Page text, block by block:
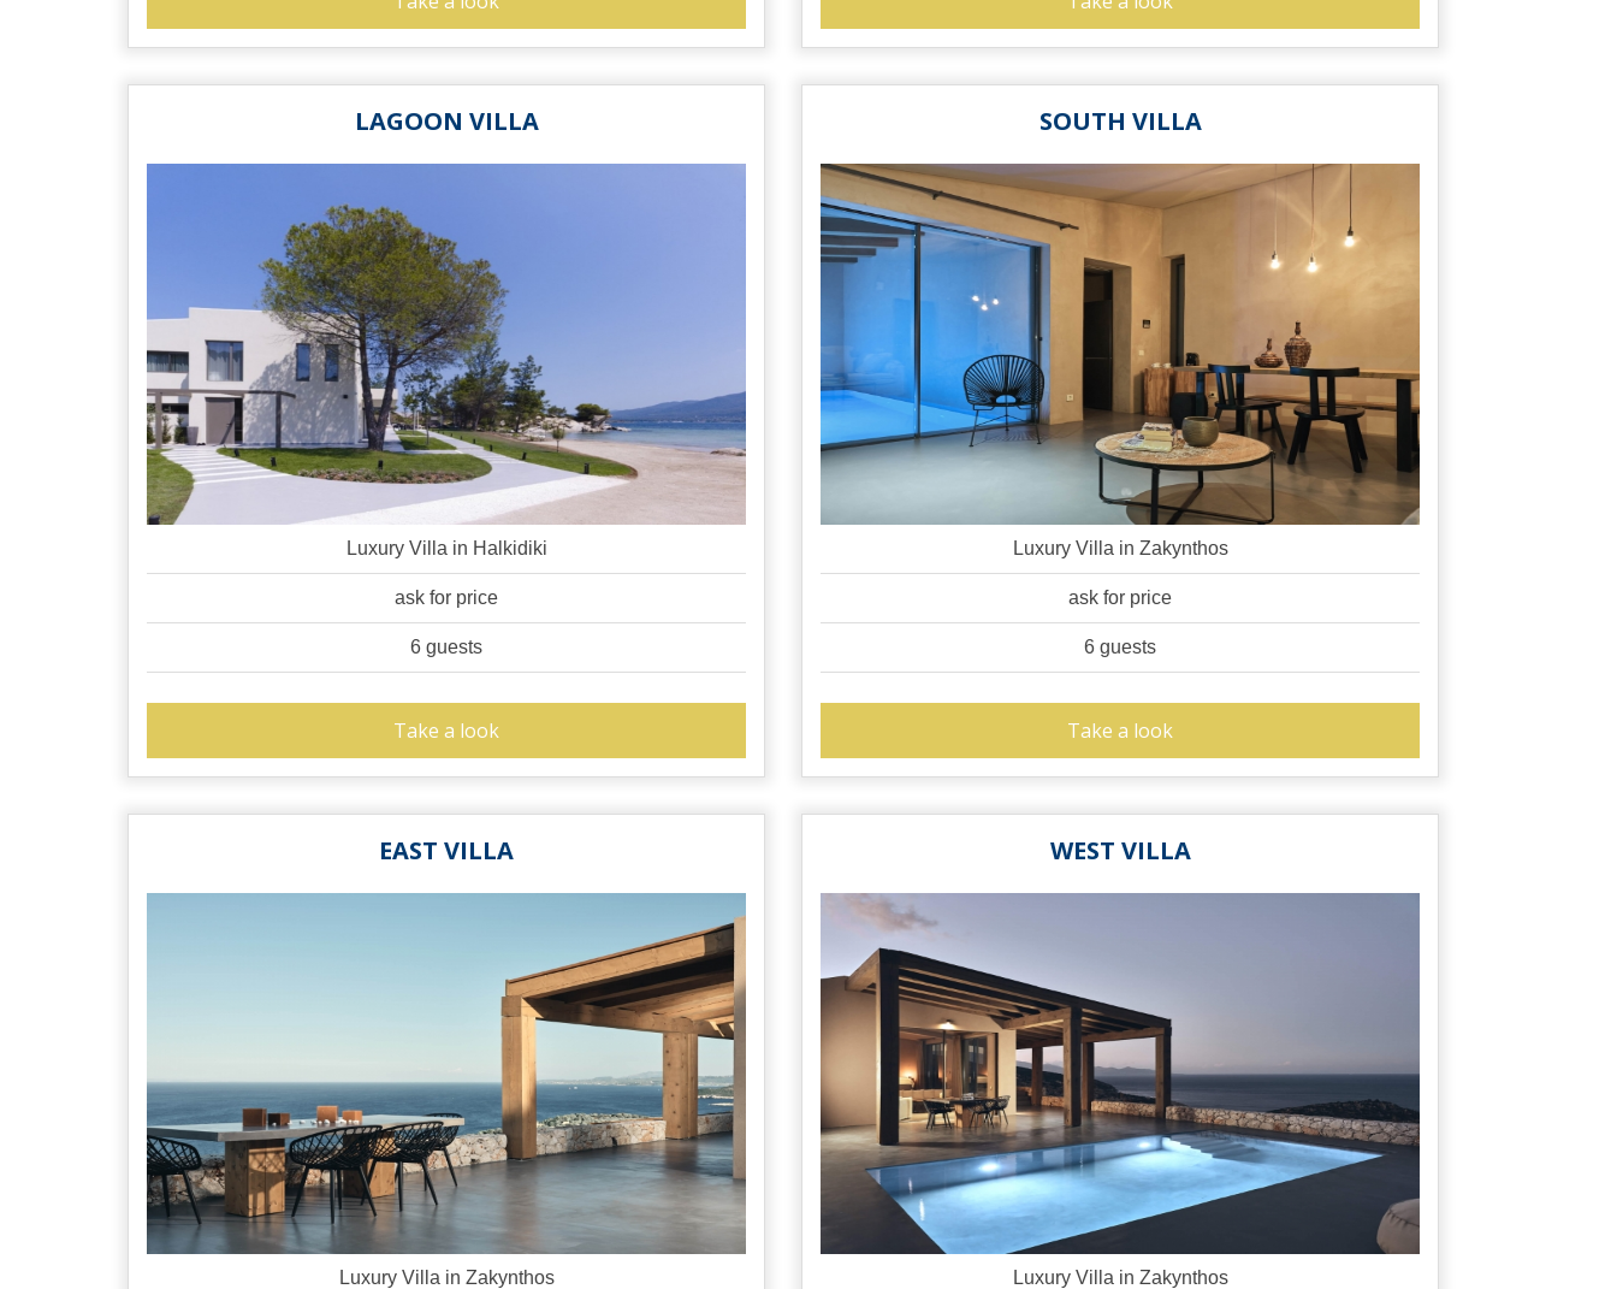
LAGOON VILLA
Luxury Villa in Halkidiki
ask for price
6 guests
Take a look
SOUTH VILLA
Luxury Villa in Zakynthos
ask for price
6 guests
Take a look
EAST VILLA
Luxury Villa in Zakynthos
WEST VILLA
Luxury Villa in Zakynthos